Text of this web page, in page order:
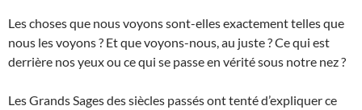
Les choses que nous voyons sont-elles exactement telles que
nous les voyons ? Et que voyons-nous, au juste ? Ce qui est
derrière nos yeux ou ce qui se passe en vérité sous notre nez ?
Les Grands Sages des siècles passés ont tenté d’expliquer ce